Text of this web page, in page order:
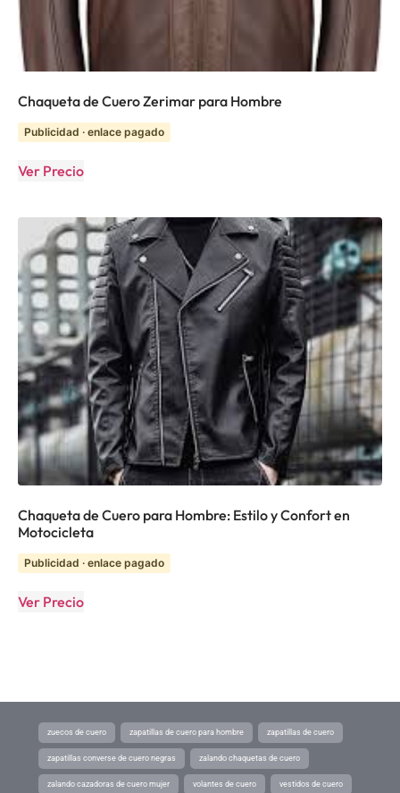
Chaqueta de Cuero Zerimar para Hombre
Publicidad · enlace pagado
Ver Precio
Chaqueta de Cuero para Hombre: Estilo y Confort en
Motocicleta
Publicidad · enlace pagado
Ver Precio
zuecos de cuero zapatillas de cuero para hombre zapatillas de cuero
zapatillas converse de cuero negras zalando chaquetas de cuero
zalando cazadoras de cuero mujer volantes de cuero vestidos de cuero